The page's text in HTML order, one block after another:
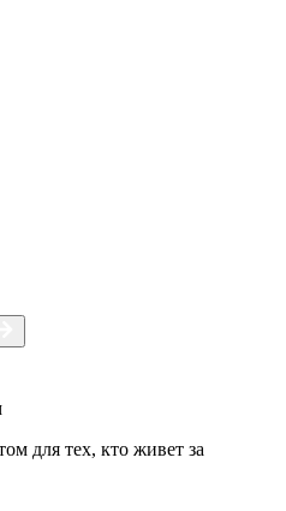
для тех, кто живет за